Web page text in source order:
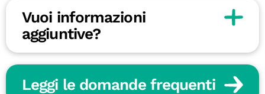
Vuoi informazioni
aggiuntive?
Leggi le domande frequenti